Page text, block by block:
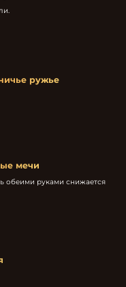
ружье
мечи
обеими руками снижается